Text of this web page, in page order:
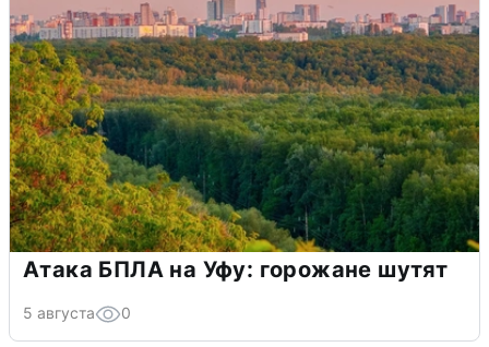
Атака БПЛА на Уфу: горожане шутят
5 августа 0